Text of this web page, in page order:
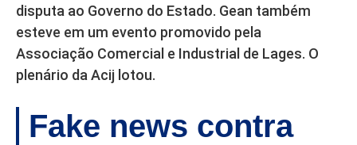
disputa ao Governo do Estado. Gean também
esteve em um evento promovido pela
Associação Comercial e Industrial de Lages. O
plenário da Acij lotou.
Fake news contra